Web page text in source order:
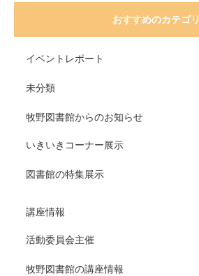
おすすめのカテゴリ
イベントレポート
未分類
牧野図書館からのお知らせ
いきいきコーナー展示
図書館の特集展示
講座情報
活動委員会主催
牧野図書館の講座情報